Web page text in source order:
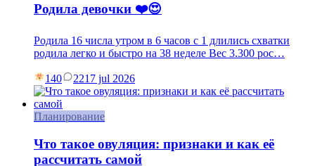
Родила девочки ❤️😍
Родила 16 числа утром в 6 часов с 1 длились схватки
родила легко и быстро на 38 неделе Вес 3.300 рос…
140 2217 jul 2026
Планирование
Что такое овуляция: признаки и как её
рассчитать самой